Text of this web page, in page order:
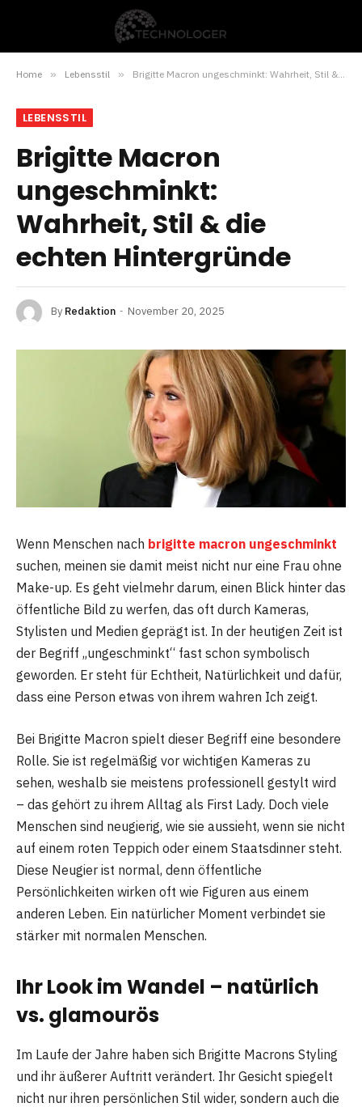
Home » Lebensstil » Brigitte Macron ungeschminkt: Wahrheit, Stil & die echten Hintergründe
LEBENSSTIL
Brigitte Macron
ungeschminkt:
Wahrheit, Stil & die
echten Hintergründe
By Redaktion November 20, 2025
Wenn Menschen nach brigitte macron ungeschminkt
suchen, meinen sie damit meist nicht nur eine Frau ohne
Make-up. Es geht vielmehr darum, einen Blick hinter das
öffentliche Bild zu werfen, das oft durch Kameras,
Stylisten und Medien geprägt ist. In der heutigen Zeit ist
der Begriff „ungeschminkt“ fast schon symbolisch
geworden. Er steht für Echtheit, Natürlichkeit und dafür,
dass eine Person etwas von ihrem wahren Ich zeigt.
Bei Brigitte Macron spielt dieser Begriff eine besondere
Rolle. Sie ist regelmäßig vor wichtigen Kameras zu
sehen, weshalb sie meistens professionell gestylt wird
– das gehört zu ihrem Alltag als First Lady. Doch viele
Menschen sind neugierig, wie sie aussieht, wenn sie nicht
auf einem roten Teppich oder einem Staatsdinner steht.
Diese Neugier ist normal, denn öffentliche
Persönlichkeiten wirken oft wie Figuren aus einem
anderen Leben. Ein natürlicher Moment verbindet sie
stärker mit normalen Menschen.
Ihr Look im Wandel – natürlich
vs. glamourös
Im Laufe der Jahre haben sich Brigitte Macrons Styling
und ihr äußerer Auftritt verändert. Ihr Gesicht spiegelt
nicht nur ihren persönlichen Stil wider, sondern auch die